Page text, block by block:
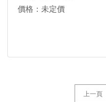
價格：未定價
上一頁